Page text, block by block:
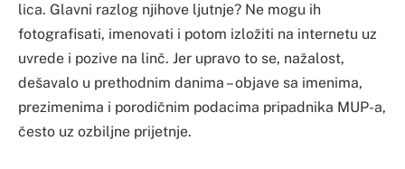
lica. Glavni razlog njihove ljutnje? Ne mogu ih
fotografisati, imenovati i potom izložiti na internetu uz
uvrede i pozive na linč. Jer upravo to se, nažalost,
dešavalo u prethodnim danima – objave sa imenima,
prezimenima i porodičnim podacima pripadnika MUP-a,
često uz ozbiljne prijetnje.